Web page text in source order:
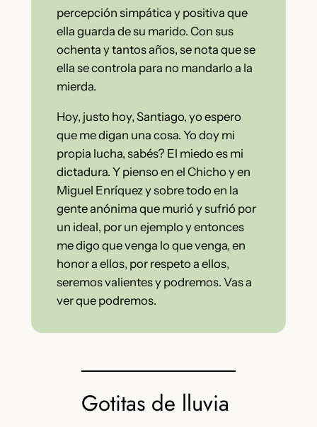
percepción simpática y positiva que
ella guarda de su marido. Con sus
ochenta y tantos años, se nota que se
ella se controla para no mandarlo a la
mierda.
Hoy, justo hoy, Santiago, yo espero
que me digan una cosa. Yo doy mi
propia lucha, sabés? El miedo es mi
dictadura. Y pienso en el Chicho y en
Miguel Enríquez y sobre todo en la
gente anónima que murió y sufrió por
un ideal, por un ejemplo y entonces
me digo que venga lo que venga, en
honor a ellos, por respeto a ellos,
seremos valientes y podremos. Vas a
ver que podremos.
Gotitas de lluvia